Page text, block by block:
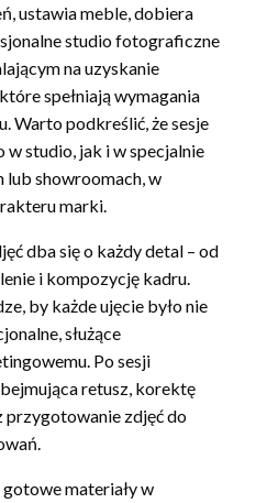
ustawia meble, dobiera
studio fotograficzne
na uzyskanie
spełniają wymagania
Warto podkreślić, że sesje
w studio, jak i w specjalnie
lub showroomach, w
marki.
dba się o każdy detal – od
i kompozycję kadru.
by każde ujęcie było nie
służące
Po sesji
retusz, korektę
zdjęć do
materiały w